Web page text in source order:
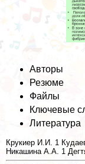
Авторы
Резюме
Файлы
Ключевые
Литература
Крукиер И.И. 1
Никашина А.А. 1